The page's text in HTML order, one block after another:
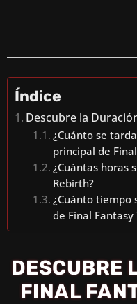
Índice
Descubre la
¿Cuánto se
principal de
¿Cuántas horas
Rebirth?
¿Cuánto tiempo
de Final Fantasy
DESCUBRE
FINAL